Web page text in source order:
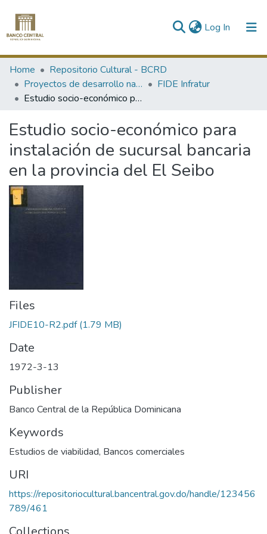
Log In (current)
Communities & Collections
All of DSpace
Home
Repositorio Cultural - BCRD
Proyectos de desarrollo nacional
FIDE Infratur
Estudio socio-económico para instalación de sucursal bancaria en la provincia del El Seibo
Estudio socio-económico para
instalación de sucursal bancaria
en la provincia del El Seibo
Files
JFIDE10-R2.pdf(1.79 MB)
Date
1972-3-13
Publisher
Banco Central de la República Dominicana
Keywords
Estudios de viabilidad, Bancos comerciales
URI
https://repositoriocultural.bancentral.gov.do/handle/123456
789/461